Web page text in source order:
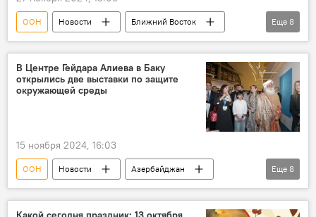
ООН Новости
Ближний Восток
Новости мира
Израиль
Ливан
Арабо-израильский конфликт
Хезболлах
Перемирие
ХАМАС Миротворцы
Еще 8
В Центре Гейдара Алиева в Баку
открылись две выставки по защите
окружающей среды
15 ноября 2024, 16:03
ООН Новости
Азербайджан
Баку
29-я Конференция сторон Рамочной конвенции ООН об изменении климата
Еще 8